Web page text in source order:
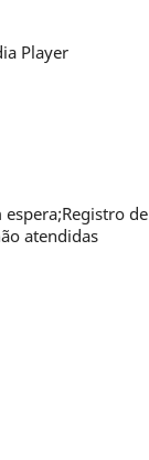
Player
de
atendidas